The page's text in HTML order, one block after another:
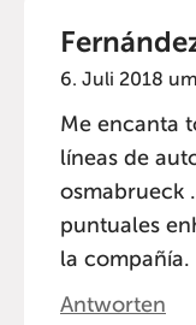
6. Juli 2018
Me encanta
líneas de
osmabrueck
puntuales
la compañía.
Antworten